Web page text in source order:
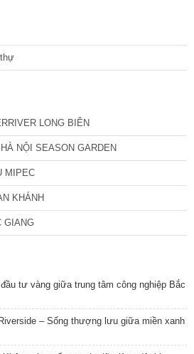
LONG BIÊN
NỘI SEASON GARDEN
MIPEC
KHÁNH
GIANG
tư vàng giữa trung tâm công nghiệp Bắc
– Sống thượng lưu giữa miền xanh